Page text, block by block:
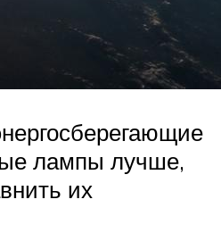
лампы лучше,
их